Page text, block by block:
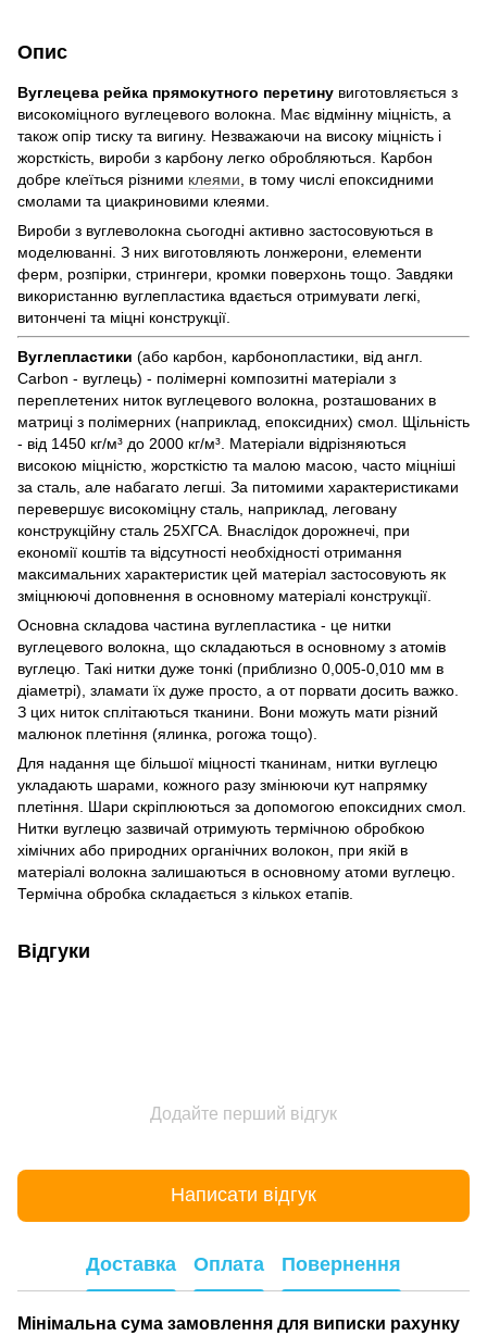
Опис
Вуглецева рейка прямокутного перетину виготовляється з
високоміцного вуглецевого волокна. Має відмінну міцність, а
також опір тиску та вигину. Незважаючи на високу міцність і
жорсткість, вироби з карбону легко обробляються. Карбон
добре клеїться різними клеями , в тому числі епоксидними
смолами та циакриновими клеями.
Вироби з вуглеволокна сьогодні активно застосовуються в
моделюванні. З них виготовляють лонжерони, елементи
ферм, розпірки, стрингери, кромки поверхонь тощо. Завдяки
використанню вуглепластика вдається отримувати легкі,
витончені та міцні конструкції.
Вуглепластики (або карбон, карбонопластики, від англ.
Carbon - вуглець) - полімерні композитні матеріали з
переплетених ниток вуглецевого волокна, розташованих в
матриці з полімерних (наприклад, епоксидних) смол. Щільність
- від 1450 кг/м³ до 2000 кг/м³. Матеріали відрізняються
високою міцністю, жорсткістю та малою масою, часто міцніші
за сталь, але набагато легші. За питомими характеристиками
перевершує високоміцну сталь, наприклад, леговану
конструкційну сталь 25ХГСА. Внаслідок дорожнечі, при
економії коштів та відсутності необхідності отримання
максимальних характеристик цей матеріал застосовують як
зміцнюючі доповнення в основному матеріалі конструкції.
Основна складова частина вуглепластика - це нитки
вуглецевого волокна, що складаються в основному з атомів
вуглецю. Такі нитки дуже тонкі (приблизно 0,005-0,010 мм в
діаметрі), зламати їх дуже просто, а от порвати досить важко.
З цих ниток сплітаються тканини. Вони можуть мати різний
малюнок плетіння (ялинка, рогожа тощо).
Для надання ще більшої міцності тканинам, нитки вуглецю
укладають шарами, кожного разу змінюючи кут напрямку
плетіння. Шари скріплюються за допомогою епоксидних смол.
Нитки вуглецю зазвичай отримують термічною обробкою
хімічних або природних органічних волокон, при якій в
матеріалі волокна залишаються в основному атоми вуглецю.
Термічна обробка складається з кількох етапів.
Відгуки
Додайте перший відгук
Написати відгук
Доставка Оплата Повернення
Мінімальна сума замовлення для виписки рахунку